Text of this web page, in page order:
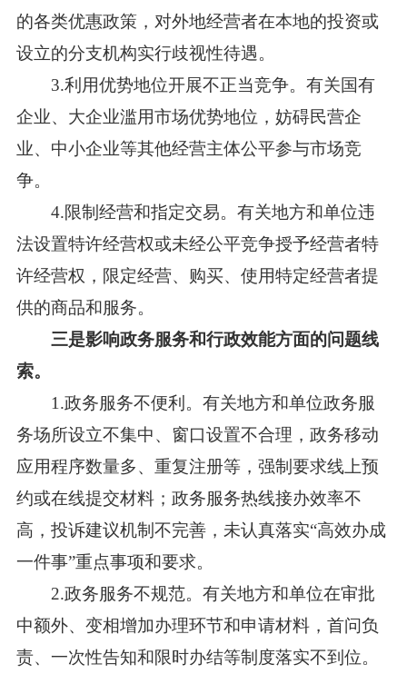
的各类优惠政策，对外地经营者在本地的投资或
设立的分支机构实行歧视性待遇。
3.利用优势地位开展不正当竞争。有关国有
企业、大企业滥用市场优势地位，妨碍民营企
业、中小企业等其他经营主体公平参与市场竞
争。
4.限制经营和指定交易。有关地方和单位违
法设置特许经营权或未经公平竞争授予经营者特
许经营权，限定经营、购买、使用特定经营者提
供的商品和服务。
三是影响政务服务和行政效能方面的问题线
索。
1.政务服务不便利。有关地方和单位政务服
务场所设立不集中、窗口设置不合理，政务移动
应用程序数量多、重复注册等，强制要求线上预
约或在线提交材料；政务服务热线接办效率不
高，投诉建议机制不完善，未认真落实“高效办成
一件事”重点事项和要求。
2.政务服务不规范。有关地方和单位在审批
中额外、变相增加办理环节和申请材料，首问负
责、一次性告知和限时办结等制度落实不到位。